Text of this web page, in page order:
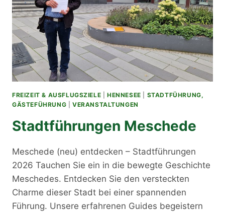
FREIZEIT & AUSFLUGSZIELE |HENNESEE
STADTFÜHRUNG,
GÄSTEFÜHRUNG
VERANSTALTUNGEN
Stadtführungen Meschede
Meschede (neu) entdecken – Stadtführungen
2026 Tauchen Sie ein in die bewegte Geschichte
Meschedes. Entdecken Sie den versteckten
Charme dieser Stadt bei einer spannenden
Führung. Unsere erfahrenen Guides begeistern